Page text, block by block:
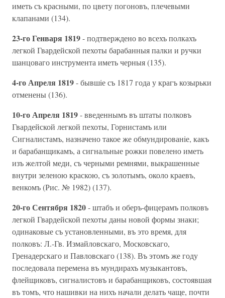
иметь съ красными, по цвету погоновъ, плечевыми
клапанами (134).
23-го Генваря 1819- подтверждено во всехъ полкахъ
легкой Гвардейской пехоты барабанныя палки и ручки
шанцоваго инструмента иметь черныя (135).
4-го Апреля 1819- бывшiе съ 1817 года у крагъ козырьки
отменены (136).
10-го Апреля 1819- введеннымъ въ штаты полковъ
Гвардейской легкой пехоты, Горнистамъ или
Сигналистамъ, назначено такое же обмундированiе, какъ
и барабанщикамъ, а сигнальные рожки повелено иметь
изъ желтой меди, съ черными ремнями, выкрашенные
внутри зеленою краскою, съ золотымъ, около краевъ,
венкомъ (Рис. № 1982) (137).
20-го Сентября 1820- штабъ и оберъ-фицерамъ полковъ
легкой Гвардейской пехоты даны новой формы знаки;
одинаковые съ установленными, въ это время, для
полковъ: Л.-Гв. Измайловскаго, Московскаго,
Гренадерскаго и Павловскаго (138). Въ этомъ же году
последовала перемена въ мундирахъ музыкантовъ,
флейщиковъ, сигналистовъ и барабанщиковъ, состоявшая
въ томъ, что нашивки на нихъ начали делать чаще, почти